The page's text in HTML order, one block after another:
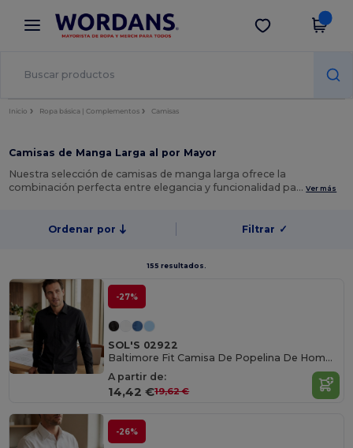
× App de Wordans
¡Mejores precios en app!
Descargar app
Inicio Ropa básica | Complementos Camisas
Camisas de Manga Larga al por Mayor
Nuestra selección de camisas de manga larga ofrece la
combinación perfecta entre elegancia y funcionalidad pa…Ver más
Ordenar por Filtrar ✓
155 resultados.
-27%
SOL'S 02922
Baltimore Fit Camisa De Popelina De Hombre De Manga Larga
A partir de:
14,42 €19,62 €
-26%